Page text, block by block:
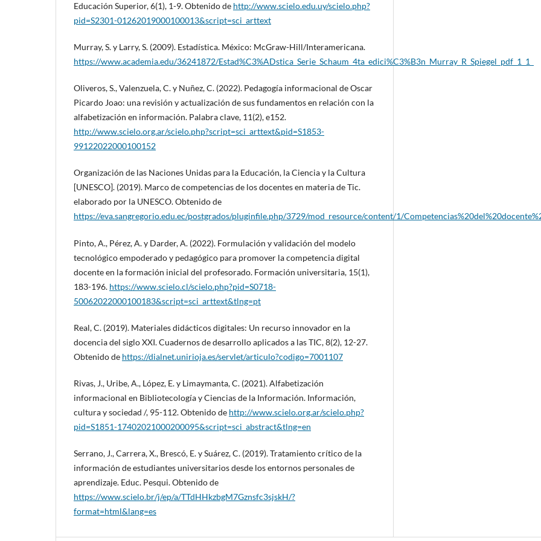
Educación Superior, 6(1), 1-9. Obtenido de http://www.scielo.edu.uy/scielo.php?
pid=S2301-01262019000100013&script=sci_arttext
Murray, S. y Larry, S. (2009). Estadística. México: McGraw-Hill/Interamericana.
https://www.academia.edu/36241872/Estad%C3%ADstica_Serie_Schaum_4ta_edici%C3%B3n_Murray_R_Spiegel_pdf_1_1_
Oliveros, S., Valenzuela, C. y Nuñez, C. (2022). Pedagogía informacional de Oscar
Picardo Joao: una revisión y actualización de sus fundamentos en relación con la
alfabetización en información. Palabra clave, 11(2), e152.
http://www.scielo.org.ar/scielo.php?script=sci_arttext&pid=S1853-
99122022000100152
Organización de las Naciones Unidas para la Educación, la Ciencia y la Cultura
[UNESCO]. (2019). Marco de competencias de los docentes en materia de Tic.
elaborado por la UNESCO. Obtenido de
https://eva.sangregorio.edu.ec/postgrados/pluginfile.php/3729/mod_resource/content/1/
Pinto, A., Pérez, A. y Darder, A. (2022). Formulación y validación del modelo
tecnológico empoderado y pedagógico para promover la competencia digital
docente en la formación inicial del profesorado. Formación universitaria, 15(1),
183-196. https://www.scielo.cl/scielo.php?pid=S0718-
50062022000100183&script=sci_arttext&tlng=pt
Real, C. (2019). Materiales didácticos digitales: Un recurso innovador en la
docencia del siglo XXI. Cuadernos de desarrollo aplicados a las TIC, 8(2), 12-27.
Obtenido de https://dialnet.unirioja.es/servlet/articulo?codigo=7001107
Rivas, J., Uribe, A., López, E. y Limaymanta, C. (2021). Alfabetización
informacional en Bibliotecología y Ciencias de la Información. Información,
cultura y sociedad /, 95-112. Obtenido de http://www.scielo.org.ar/scielo.php?
pid=S1851-17402021000200095&script=sci_abstract&tlng=en
Serrano, J., Carrera, X., Brescó, E. y Suárez, C. (2019). Tratamiento crítico de la
información de estudiantes universitarios desde los entornos personales de
aprendizaje. Educ. Pesqui. Obtenido de
https://www.scielo.br/j/ep/a/TTdHHkzbgM7Gznsfc3sjskH/?
format=html&lang=es